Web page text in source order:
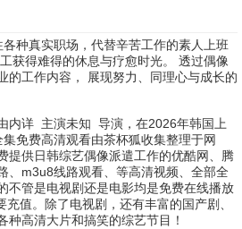
种真实职场，代替辛苦工作的素人上班
获得难得的休息与疗愈时光。 透过偶像
的工作内容， 展现努力、同理心与成长的
内详 主演未知 导演，在2026年韩国上
免费高清观看由茶杯狐收集整理于网
提供日韩综艺偶像派遣工作的优酷网、腾
、m3u8线路观看、等高清视频、全部全
不管是电视剧还是电影均是免费在线播放
值。除了电视剧，还有丰富的国产剧、
种高清大片和搞笑的综艺节目！